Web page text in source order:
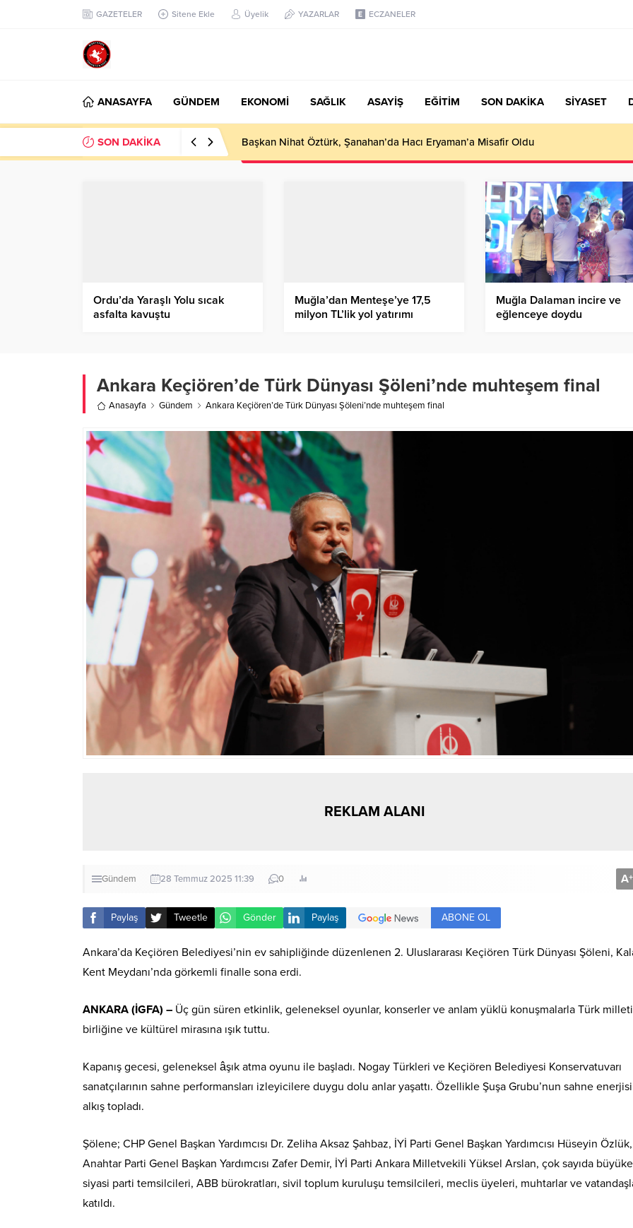
GAZETELER Sitene Ekle Üyelik YAZARLAR ECZANELER
ANASAYFA GÜNDEM EKONOMİ SAĞLIK ASAYİŞ EĞİTİM SON DAKİKA SİYASET
SON DAKİKA Başkan Nihat Öztürk, Şanahan’da Hacı Eryaman’a Misafir Oldu
Ordu’da Yaraşlı Yolu sıcak
asfalta kavuştu
Muğla’dan Menteşe’ye 17,5
milyon TL’lik yol yatırımı
Muğla Dalaman incire ve
eğlenceye doydu
Ankara Keçiören’de Türk Dünyası Şöleni’nde muhteşem final
Anasayfa Gündem Ankara Keçiören’de Türk Dünyası Şöleni’nde muhteşem final
REKLAM ALANI
Gündem 28 Temmuz 2025 11:39 0 A+
Paylaş Tweetle Gönder Paylaş ABONE OL
Ankara’da Keçiören Belediyesi’nin ev sahipliğinde düzenlenen 2. Uluslararası Keçiören Türk Dünyası Şöleni,
Kent Meydanı’nda görkemli finalle sona erdi.
ANKARA (İGFA) – Üç gün süren etkinlik, geleneksel oyunlar, konserler ve anlam yüklü konuşmalarla Türk
birliğine ve kültürel mirasına ışık tuttu.
Kapanış gecesi, geleneksel âşık atma oyunu ile başladı. Nogay Türkleri ve Keçiören Belediyesi Konservatuvarı
sanatçılarının sahne performansları izleyicilere duygu dolu anlar yaşattı. Özellikle Şuşa Grubu’nun sahne
alkış topladı.
Şölene; CHP Genel Başkan Yardımcısı Dr. Zeliha Aksaz Şahbaz, İYİ Parti Genel Başkan Yardımcısı Hüseyin Özlük,
Anahtar Parti Genel Başkan Yardımcısı Zafer Demir, İYİ Parti Ankara Milletvekili Yüksel Arslan, çok sayıda
siyasi parti temsilcileri, ABB bürokratları, sivil toplum kuruluşu temsilcileri, meclis üyeleri, muhtarlar ve
katıldı.